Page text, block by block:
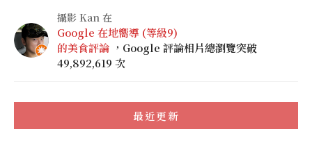
攝影 Kan 在
Google 在地嚮導 (等級9)
的美食評論 ，Google 評論相片總瀏覽突破
49,892,619 次
最近更新